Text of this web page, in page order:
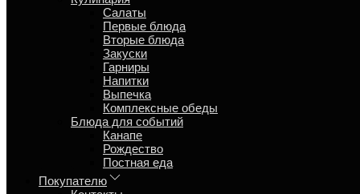
Салаты
Первые блюда
Вторые блюда
Закуски
Гарниры
Напитки
Выпечка
Комплексные обеды
Блюда для событий
Канапе
Рождество
Постная еда
Покупателю
18 января 2021
О традиции "Поминальный обед" коротко
На поминальный обед в день похорон подают обычную и
традиционную еду и при этом не стоит задача удивить гостей
шедеврами кулинарии. Цель поминок помянуть усопшего за